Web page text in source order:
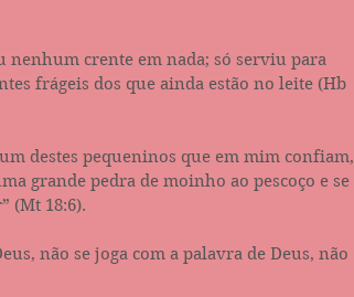
nenhum crente em nada; só serviu para
frágeis dos que ainda estão no leite (Hb
destes pequeninos que em mim confiam,
grande pedra de moinho ao pescoço e se
(Mt 18:6).
não se joga com a palavra de Deus, não